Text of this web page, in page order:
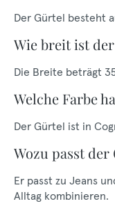
Der Gürtel besteht
Wie breit ist
Die Breite beträgt
Welche Farbe
Der Gürtel ist in
Wozu passt der
Er passt zu Jeans
Alltag kombinieren.